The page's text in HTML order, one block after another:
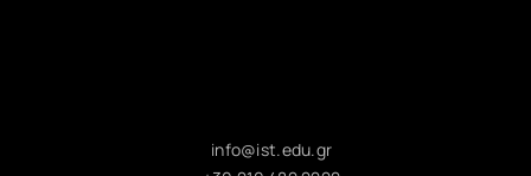
info@ist.edu.gr